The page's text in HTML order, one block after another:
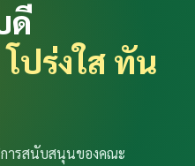
ดี
โปร่งใส ทัน
ารสนับสนุนของคณะ